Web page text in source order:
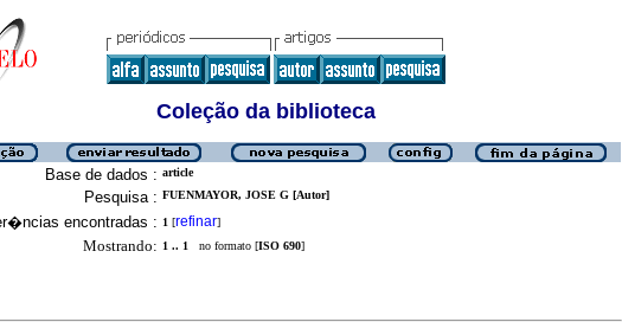
Coleção da biblioteca
Base de dados : article
Pesquisa : FUENMAYOR, JOSE G [Autor]
encontradas : 1 [refinar]
Mostrando: 1 .. 1 no formato [ISO 690]